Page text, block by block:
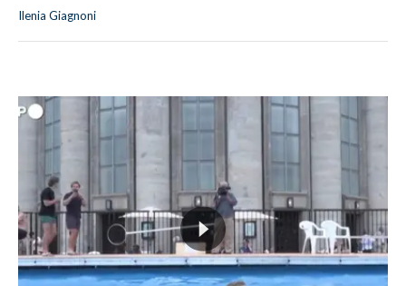
Ilenia Giagnoni